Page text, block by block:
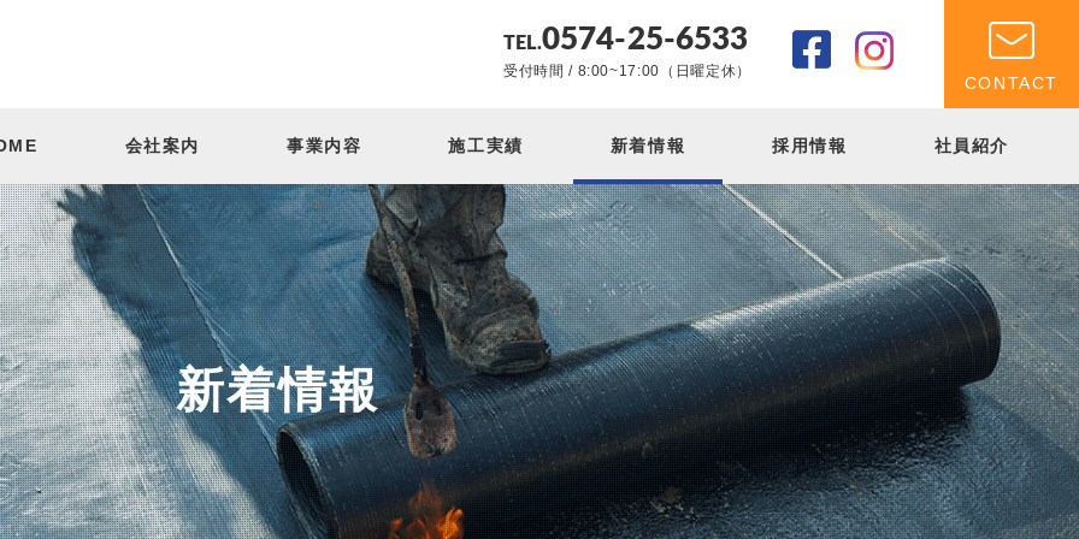
TEL.0574-25-6533
受付時間 / 8:00~17:00（日曜定休）
CONTACT
会社案内 事業内容 施工実績 新着情報 採用情報 社員紹介
新着情報